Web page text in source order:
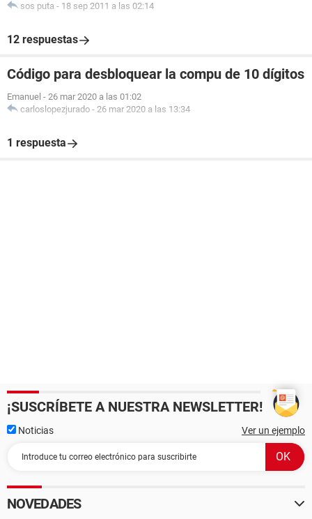
sos puta - 18 sep 2011 a las 02:14
12 respuestas
Código para desbloquear la compu de 10 dígitos
Emanuel - 26 mar 2020 a las 01:02
carloslopezjurado - 26 mar 2020 a las 13:34
1 respuesta
¡SUSCRÍBETE A NUESTRA NEWSLETTER!
Noticias Ver un ejemplo
NOVEDADES